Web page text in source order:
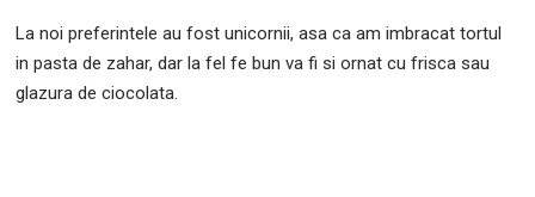
La noi preferintele au fost unicornii, asa ca am imbracat tortul
in pasta de zahar, dar la fel fe bun va fi si ornat cu frisca sau
glazura de ciocolata.